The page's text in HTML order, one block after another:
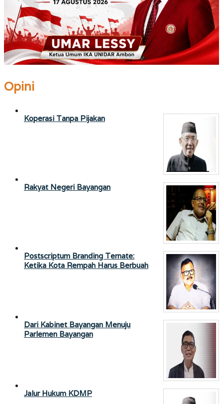
Opini
Koperasi Tanpa Pijakan
Rakyat Negeri Bayangan
Postscriptum Branding Ternate:
Ketika Kota Rempah Harus Berbuah
Dari Kabinet Bayangan Menuju
Parlemen Bayangan
Jalur Hukum KDMP